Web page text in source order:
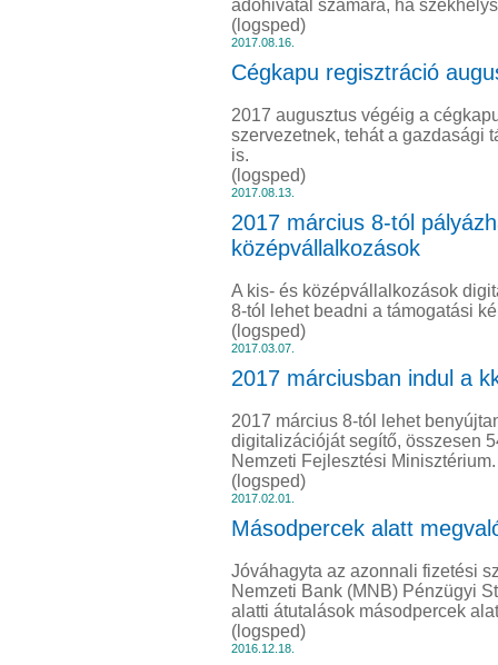
adóhivatal számára, ha
(logsped)
2017.08.16.
Cégkapu regisztráció
2017 augusztus végéig a
szervezetnek, tehát a gazdasági
is.
(logsped)
2017.08.13.
2017 március 8-tól
középvállalkozások
A kis- és középvállalkozások
8-tól lehet beadni a támogatási
(logsped)
2017.03.07.
2017 márciusban indul a
2017 március 8-tól lehet
digitalizációját segítő, összesen
Nemzeti Fejlesztési
(logsped)
2017.02.01.
Másodpercek alatt
Jóváhagyta az azonnali fizetési
Nemzeti Bank (MNB) Pénzügyi
alatti átutalások másodpercek
(logsped)
2016.12.18.